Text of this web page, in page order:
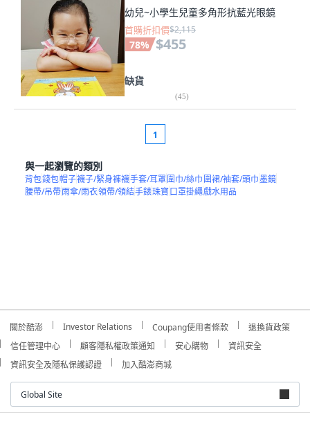
幼兒~小學生兒童多角形抗藍光眼鏡
首購折扣價$2,115
78% $455
缺貨
(45)
1
與一起瀏覽的類別
背包錢包帽子襪子/緊身褲襪手套/耳罩圍巾/絲巾圍裙/袖套/頭巾墨鏡
腰帶/吊帶雨傘/雨衣領帶/領結手錶珠寶口罩掛繩戲水用品
關於酷澎 Investor Relations Coupang使用者條款
退換貨政策
信任管理中心
顧客隱私權政策通知 安心購物
資訊安全
資訊安全及隱私保護認證
加入酷澎商城
Global Site